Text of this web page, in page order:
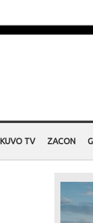
KUVO TV ZACON